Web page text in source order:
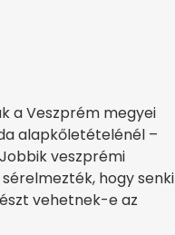
a Veszprém megyei
alapkőletételénél –
veszprémi
hogy senki
vehetnek-e az